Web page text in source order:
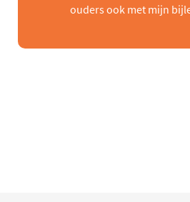
ouders ook met mijn